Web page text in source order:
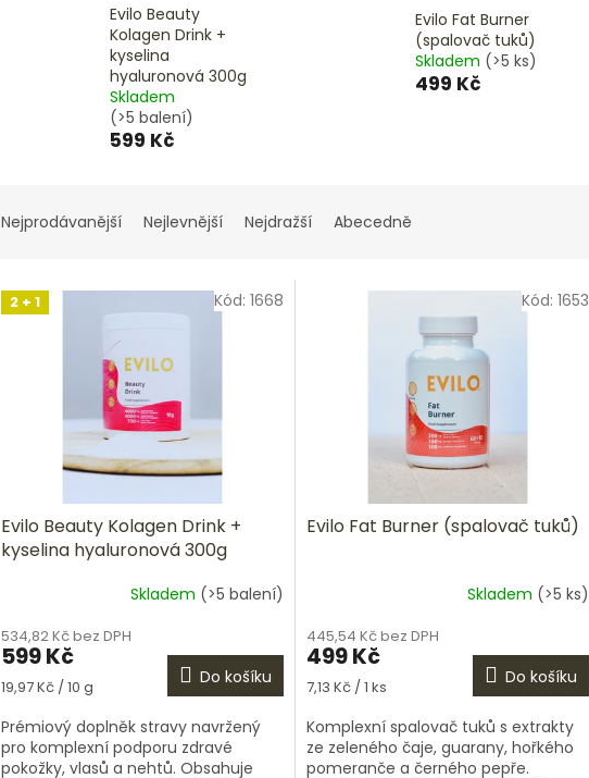
Evilo Beauty
Kolagen Drink +
kyselina
hyaluronová 300g
Skladem
(>5 balení)
599 Kč
Evilo Fat Burner
(spalovač tuků)
Skladem (>5 ks)
499 Kč
a
n
Nejprodávanější Nejlevnější Nejdražší Abecedně
V 2 + 1
Evilo Beauty Kolagen Drink +
kyselina hyaluronová 300g
produktu
je
5,0
5
hvězdiček.
Skladem (>5 balení)
534,82 Kč bez DPH
599 Kč
Měrná
19,97 Kč / 10 g Do košíku
Prémiový doplněk stravy navržený
pro komplexní podporu zdravé
pokožky, vlasů a nehtů. Obsahuje
Kód: 1668
Evilo Fat Burner (spalovač tuků)
Skladem (>5 ks)
445,54 Kč bez DPH
499 Kč
Měrná
7,13 Kč / 1 ks Do košíku
Komplexní spalovač tuků s extrakty
ze zeleného čaje, guarany, hořkého
pomeranče a černého pepře.
Kód: 1653